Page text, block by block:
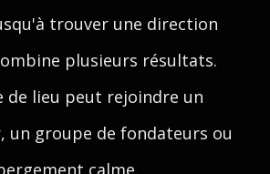
trouver une direction
plusieurs résultats.
de lieu peut rejoindre un
un groupe de fondateurs ou
calme.